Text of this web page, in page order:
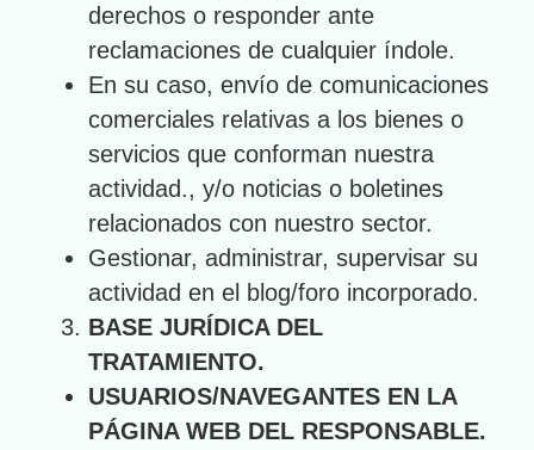
derechos o responder ante
reclamaciones de cualquier índole.
En su caso, envío de comunicaciones
comerciales relativas a los bienes o
servicios que conforman nuestra
actividad., y/o noticias o boletines
relacionados con nuestro sector.
Gestionar, administrar, supervisar su
actividad en el blog/foro incorporado.
BASE JURÍDICA DEL
TRATAMIENTO.
USUARIOS/NAVEGANTES EN LA
PÁGINA WEB DEL RESPONSABLE.